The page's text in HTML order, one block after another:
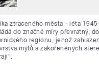
ztraceného města - léta
do značné míry převratný,
regionu, jehož
mýtů a zakořeněných